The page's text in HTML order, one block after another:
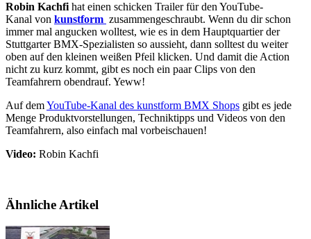
Robin Kachfi hat einen schicken Trailer für den YouTube-
Kanal von kunstform zusammengeschraubt. Wenn du dir schon
immer mal angucken wolltest, wie es in dem Hauptquartier der
Stuttgarter BMX-Spezialisten so aussieht, dann solltest du weiter
oben auf den kleinen weißen Pfeil klicken. Und damit die Action
nicht zu kurz kommt, gibt es noch ein paar Clips von den
Teamfahrern obendrauf. Yeww!
Auf demYouTube-Kanal des kunstform BMX Shops gibt es jede
Menge Produktvorstellungen, Techniktipps und Videos von den
Teamfahrern, also einfach mal vorbeischauen!
Video: Robin Kachfi
Ähnliche Artikel